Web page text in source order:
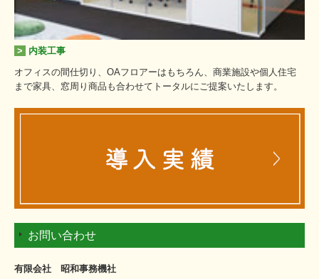
お問い合わせ
有限会社 昭和事務機社
>
内装工事
オフィスの間仕切り、OAフロアーはもちろん、商業施設や個人住宅
まで家具、窓周り商品も合わせてトータルにご提案いたします。